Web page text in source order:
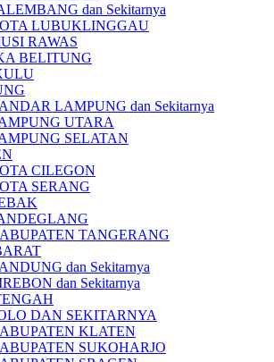
dan Sekitarnya
LUBUKLINGGAU
RAWAS
BELITUNG
LAMPUNG dan Sekitarnya
UTARA
SELATAN
CILEGON
SERANG
TANGERANG
dan Sekitarnya
dan Sekitarnya
DAN SEKITARNYA
KLATEN
SUKOHARJO